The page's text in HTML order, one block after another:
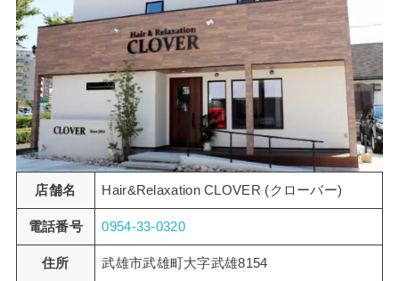
店舗名 Hair&Relaxation CLOVER (クローバー)
電話番号 0954-33-0320
住所 武雄市武雄町大字武雄8154